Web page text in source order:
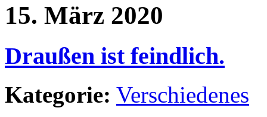
15. März 2020
Draußen ist feindlich.
Kategorie: Verschiedenes